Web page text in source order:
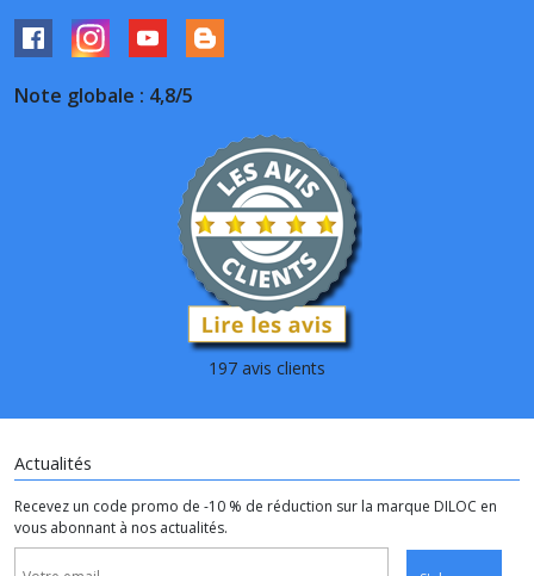
Note globale : 4,8/5
197 avis clients
Actualités
Recevez un code promo de -10 % de réduction sur la marque DILOC en
vous abonnant à nos actualités.